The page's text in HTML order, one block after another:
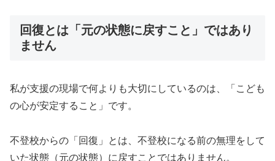
回復とは「元の状態に戻すこと」ではあり
ません
私が支援の現場で何よりも大切にしているのは、「こども
の心が安定すること」です。
不登校からの「回復」とは、不登校になる前の無理をして
いた状態（元の状態）に戻すことではありません。